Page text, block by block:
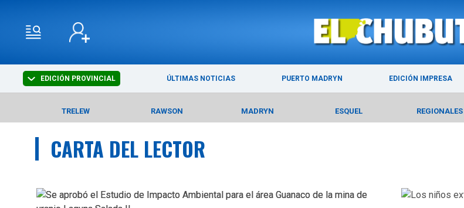
EDICIÓN PROVINCIAL ÚLTIMAS NOTICIAS PUERTO MADRYN EDICIÓN IMPRESA
ÚLTIMAS NOTICIAS
TRELEW RAWSON MADRYN ESQUEL REGIONALES
CARTA DEL LECTOR